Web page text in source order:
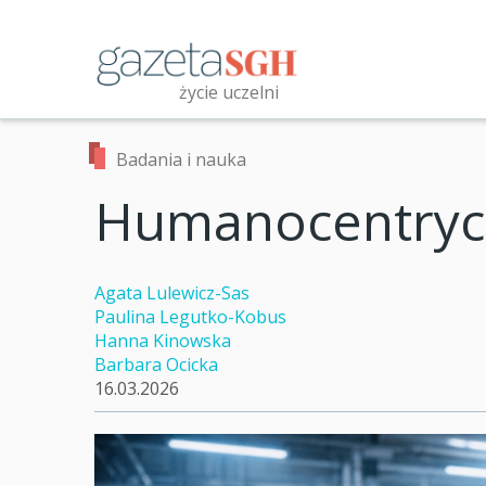
życie uczelni
Przeszukaj witrynę
Badania i nauka
Agata Lulewicz-Sas
Paulina Legutko-Kobus
Hanna Kinowska
Barbara Ocicka
16.03.2026